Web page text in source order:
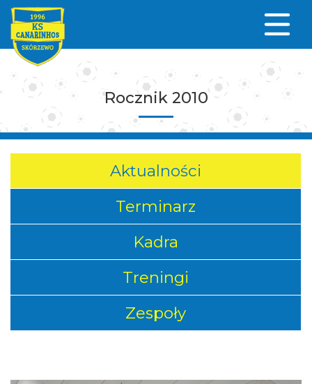
Rocznik 2010
Aktualności
Terminarz
Kadra
Treningi
Zespoły